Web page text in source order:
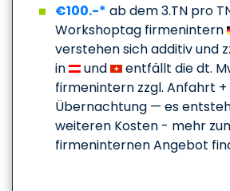
€100.-* ab dem 3.TN pro
Workshoptag firmenintern
verstehen sich additiv und
in
und
entfällt die dt.
firmenintern zzgl. Anfahrt +
Übernachtung — es
weiteren Kosten - mehr
firmeninternen Angebot